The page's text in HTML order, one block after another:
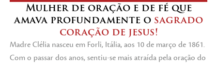
Mulher de oração e de fé que
amava profundamente o sagrado
coração de jesus!
Madre Clélia nasceu em Forli, Itália, aos 10 de março de 1861.
Com o passar dos anos, sentiu-se mais atraída pela oração do